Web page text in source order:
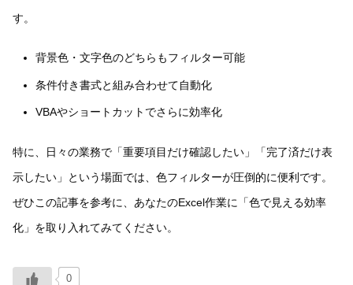
す。
背景色・文字色のどちらもフィルター可能
条件付き書式と組み合わせて自動化
VBAやショートカットでさらに効率化
特に、日々の業務で「重要項目だけ確認したい」「完了済だけ表
示したい」という場面では、色フィルターが圧倒的に便利です。
ぜひこの記事を参考に、あなたのExcel作業に「色で見える効率
化」を取り入れてみてください。
0